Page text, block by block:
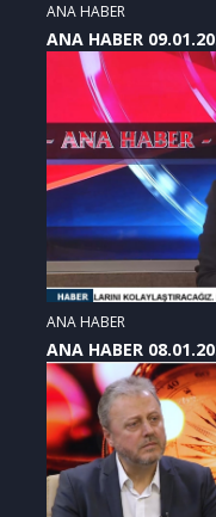
ANA HABER
ANA HABER
ANA HABER
ANA HABER